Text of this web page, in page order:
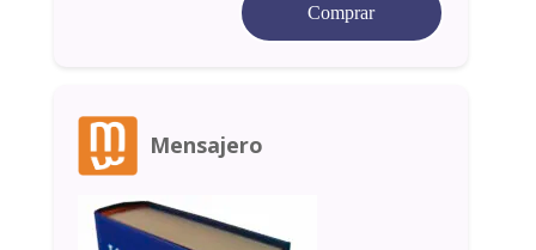
Comprar
Mensajero